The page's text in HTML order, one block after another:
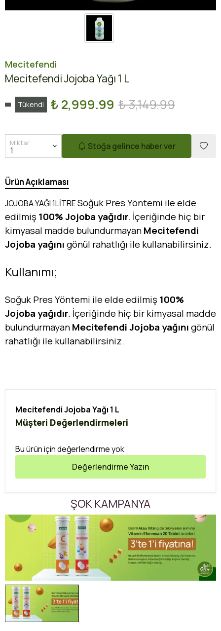
Mecitefendi
Mecitefendi Jojoba Yağı 1 L
Tükendi ₺ 2,999.99 ₺ 3,149.99
Miktar Stoğa gelince haber ver
Ürün Açıklaması
JOJOBA YAĞI 1LİTRESoğuk Pres Yöntemi ile elde
edilmiş 100% Jojoba yağıdır. İçeriğinde hiç bir
kimyasal madde bulundurmayanMecitefendi
Jojoba yağınıgönül rahatlığı ile kullanabilirsiniz.
Kullanımı;
Soğuk Pres Yöntemi ile elde edilmiş 100%
Jojoba yağıdır. İçeriğinde hiç bir kimyasal madde
bulundurmayanMecitefendi Jojoba yağınıgönül
rahatlığı ile kullanabilirsiniz.
Mecitefendi Jojoba Yağı 1 L
Müşteri Değerlendirmeleri
Bu ürün için değerlendirme yok
Değerlendirme Yazın
ŞOK KAMPANYA